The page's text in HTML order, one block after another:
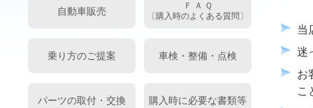
自動車販売
Ｆ Ａ Ｑ
〔購入時のよくある質問〕
乗り方のご提案 車検・整備・点検
パーツの取付・交換 購入時に必要な書類等
当
迷
お
こ